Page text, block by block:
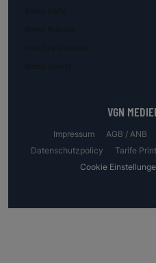
VGN
Impressum AGB / ANB
Datenschutzpolicy
Tarife
Cookie